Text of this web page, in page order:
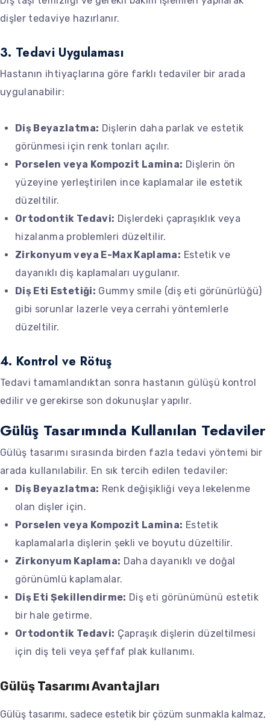
dişler tedaviye hazırlanır.
3. Tedavi Uygulaması
Hastanın ihtiyaçlarına göre farklı tedaviler bir arada
uygulanabilir:
Diş Beyazlatma: Dişlerin daha parlak ve estetik
görünmesi için renk tonları açılır.
Porselen veya Kompozit Lamina: Dişlerin ön
yüzeyine yerleştirilen ince kaplamalar ile estetik
düzeltilir.
Ortodontik Tedavi: Dişlerdeki çapraşıklık veya
hizalanma problemleri düzeltilir.
Zirkonyum veya E-Max Kaplama: Estetik ve
dayanıklı diş kaplamaları uygulanır.
Diş Eti Estetiği: Gummy smile (diş eti görünürlüğü)
gibi sorunlar lazerle veya cerrahi yöntemlerle
düzeltilir.
4. Kontrol ve Rötuş
Tedavi tamamlandıktan sonra hastanın gülüşü kontrol
edilir ve gerekirse son dokunuşlar yapılır.
Gülüş Tasarımında Kullanılan Tedaviler
Gülüş tasarımı sırasında birden fazla tedavi yöntemi bir
arada kullanılabilir. En sık tercih edilen tedaviler:
Diş Beyazlatma: Renk değişikliği veya lekelenme
olan dişler için.
Porselen veya Kompozit Lamina: Estetik
kaplamalarla dişlerin şekli ve boyutu düzeltilir.
Zirkonyum Kaplama: Daha dayanıklı ve doğal
görünümlü kaplamalar.
Diş Eti Şekillendirme: Diş eti görünümünü estetik
bir hale getirme.
Ortodontik Tedavi: Çapraşık dişlerin düzeltilmesi
için diş teli veya şeffaf plak kullanımı.
Gülüş Tasarımı Avantajları
Gülüş tasarımı, sadece estetik bir çözüm sunmakla kalmaz,